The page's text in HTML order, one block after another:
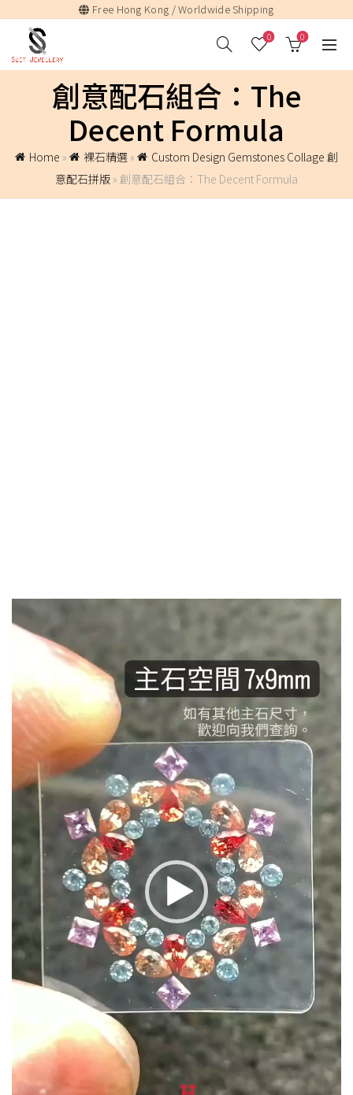
Free Hong Kong / Worldwide Shipping
0 0
創意配石組合：The
Decent Formula
Home » 裸石精選»
Custom Design Gemstones Collage 創
意配石拼版» 創意配石組合：The Decent Formula
訊